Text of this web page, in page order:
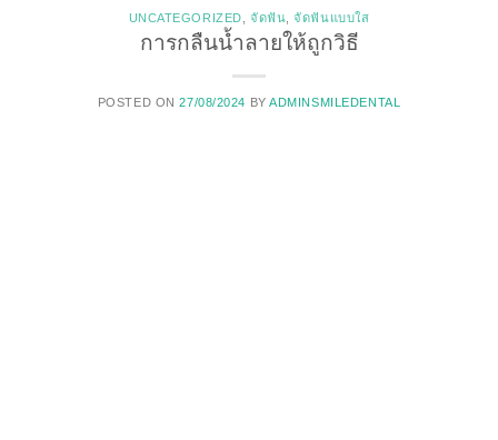
UNCATEGORIZED จัดฟัน ,จัดฟันแบบใส
การกลืนน้ำลายให้ถูกวิธี
POSTED ON27/08/2024 BYADMINSMILEDENTAL